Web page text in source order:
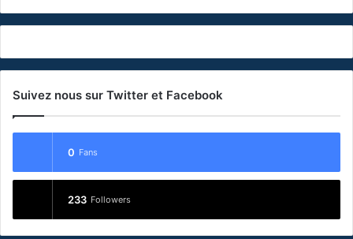
Suivez nous sur Twitter et Facebook
0 Fans
233 Followers